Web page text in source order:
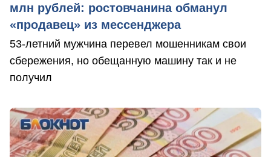
млн рублей: ростовчанина обманул
«продавец» из мессенджера
53-летний мужчина перевел мошенникам свои
сбережения, но обещанную машину так и не
получил